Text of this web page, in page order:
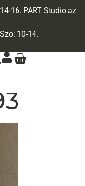
16. PART Studio az
10-14.